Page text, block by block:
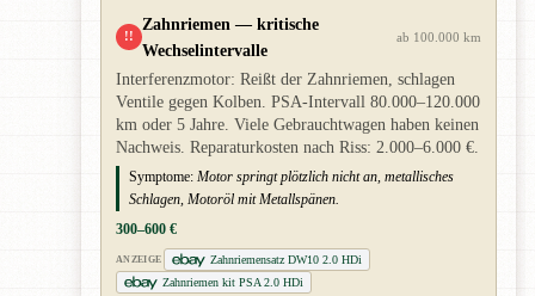
!!
Zahnriemen — kritische
Wechselintervalle
ab 100.000 km
Interferenzmotor: Reißt der Zahnriemen, schlagen
Ventile gegen Kolben. PSA-Intervall 80.000–120.000
km oder 5 Jahre. Viele Gebrauchtwagen haben keinen
Nachweis. Reparaturkosten nach Riss: 2.000–6.000 €.
Symptome: Motor springt plötzlich nicht an, metallisches
Schlagen, Motoröl mit Metallspänen.
300–600 €
ANZEIGE
Zahnriemensatz DW10 2.0 HDi
Zahnriemen kit PSA 2.0 HDi